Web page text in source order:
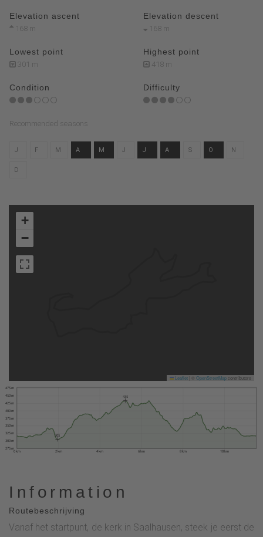
Elevation ascent
168 m
Elevation descent
168 m
Lowest point
301 m
Highest point
418 m
Condition Difficulty
Recommended seasons
J F M A M J J A S O N
D
+
−
Leaflet OpenStreetMapcontributors
0 km 2 km 4 km 6 km 8 km 10 km
275 m
300 m
325 m
350 m
375 m
400 m
425 m
450 m
475 m
305
435
Information
Routebeschrijving
Vanaf het startpunt, de kerk in Saalhausen, steek je eerst de